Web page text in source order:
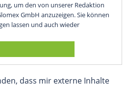
um den von unserer Redaktion
GmbH anzuzeigen. Sie können
lassen und auch wieder
dass mir externe Inhalte